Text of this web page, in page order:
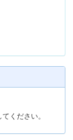
ください。